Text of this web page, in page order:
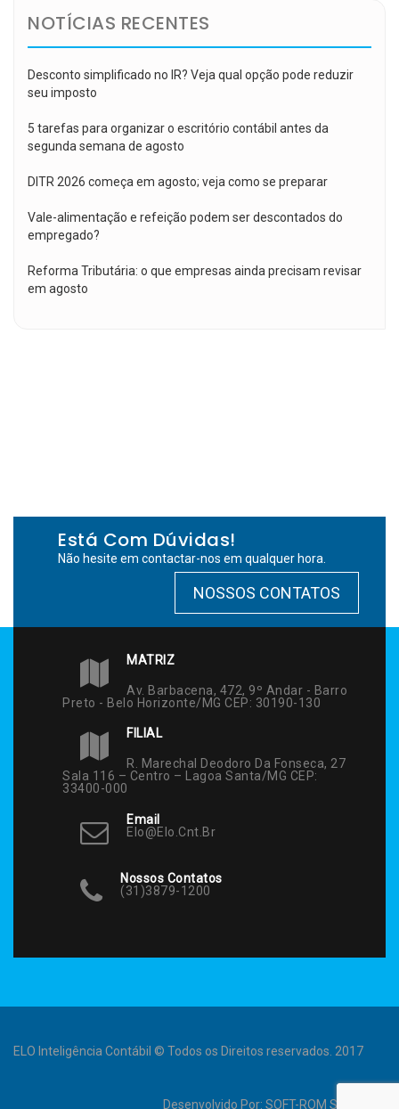
NOTÍCIAS RECENTES
Desconto simplificado no IR? Veja qual opção pode reduzir
seu imposto
5 tarefas para organizar o escritório contábil antes da
segunda semana de agosto
DITR 2026 começa em agosto; veja como se preparar
Vale-alimentação e refeição podem ser descontados do
empregado?
Reforma Tributária: o que empresas ainda precisam revisar
em agosto
Está Com Dúvidas!
Não hesite em contactar-nos em qualquer hora.
NOSSOS CONTATOS
MATRIZ
Av. Barbacena, 472, 9º Andar - Barro
Preto - Belo Horizonte/MG CEP: 30190-130
FILIAL
R. Marechal Deodoro Da Fonseca, 27
Sala 116 – Centro – Lagoa Santa/MG CEP:
33400-000
Email
Elo@elo.cnt.br
Nossos Contatos
(31)3879-1200
ELO Inteligência Contábil © Todos os Direitos reservados. 2017
Desenvolvido Por: SOFT-ROM Sistemas